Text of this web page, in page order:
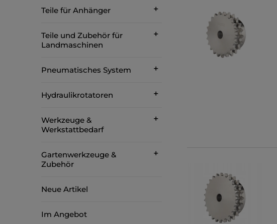
Teile für Anhänger
Teile und Zubehör für
Landmaschinen
Pneumatisches System
Hydraulikrotatoren
Werkzeuge &
Werkstattbedarf
Gartenwerkzeuge &
Zubehör
Neue Artikel
Im Angebot